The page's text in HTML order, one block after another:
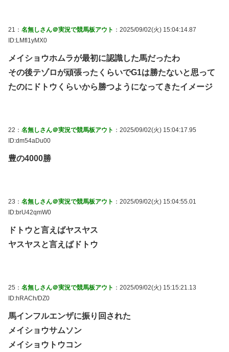
21： 名無しさん＠実況で競馬板アウト ：2025/09/02(火) 15:04:14.87
ID:LMfl1yMX0
メイショウホムラが最初に認識した馬だったわ
その後テゾロが頑張ったくらいでG1は勝たないと思って
たのにドトウくらいから勝つようになってきたイメージ
22： 名無しさん＠実況で競馬板アウト ：2025/09/02(火) 15:04:17.95
ID:dm54aDu00
豊の4000勝
23： 名無しさん＠実況で競馬板アウト ：2025/09/02(火) 15:04:55.01
ID:brU42qmW0
ドトウと言えばヤスヤス
ヤスヤスと言えばドトウ
25： 名無しさん＠実況で競馬板アウト ：2025/09/02(火) 15:15:21.13
ID:hRACh/DZ0
馬インフルエンザに振り回された
メイショウサムソン
メイショウトウコン